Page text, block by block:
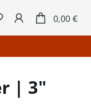
0,00 €
| 3"